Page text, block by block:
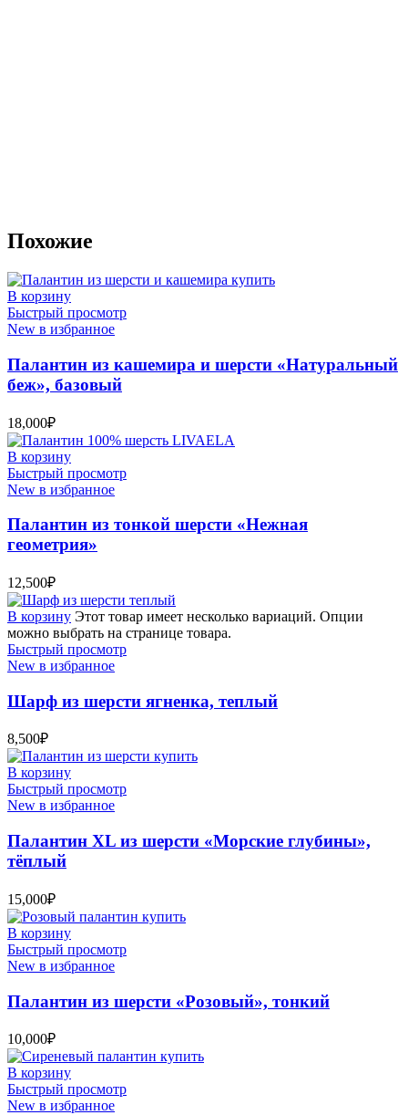
Похожие
В корзину
Быстрый просмотр
New в избранное
Палантин из кашемира и шерсти «Натуральный
беж», базовый
18,000₽
В корзину
Быстрый просмотр
New в избранное
Палантин из тонкой шерсти «Нежная
геометрия»
12,500₽
В корзину Этот товар имеет несколько вариаций. Опции
можно выбрать на странице товара.
Быстрый просмотр
New в избранное
Шарф из шерсти ягненка, теплый
8,500₽
В корзину
Быстрый просмотр
New в избранное
Палантин XL из шерсти «Морские глубины»,
тёплый
15,000₽
В корзину
Быстрый просмотр
New в избранное
Палантин из шерсти «Розовый», тонкий
10,000₽
В корзину
Быстрый просмотр
New в избранное